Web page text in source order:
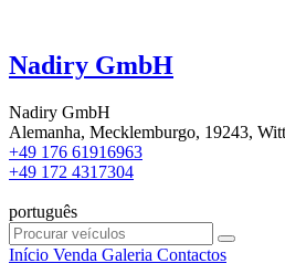
Nadiry GmbH
Nadiry GmbH
Alemanha, Mecklemburgo, 19243,
+49 176 61916963
+49 172 4317304
português
Início Venda Galeria Contactos